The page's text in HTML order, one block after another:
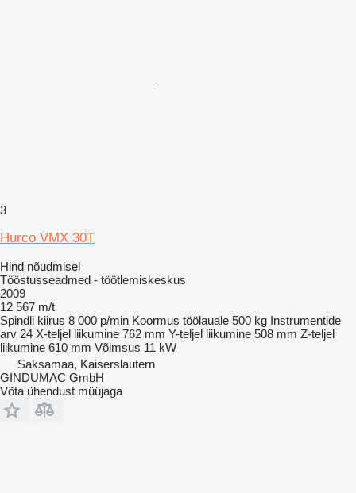
3
Hurco VMX 30T
Hind nõudmisel
Tööstusseadmed - töötlemiskeskus
2009
12 567 m/t
Spindli kiirus 8 000 p/min Koormus töölauale 500 kg Instrumentide
arv 24 X-teljel liikumine 762 mm Y-teljel liikumine 508 mm Z-teljel
liikumine 610 mm Võimsus 11 kW
Saksamaa, Kaiserslautern
GINDUMAC GmbH
Võta ühendust müüjaga